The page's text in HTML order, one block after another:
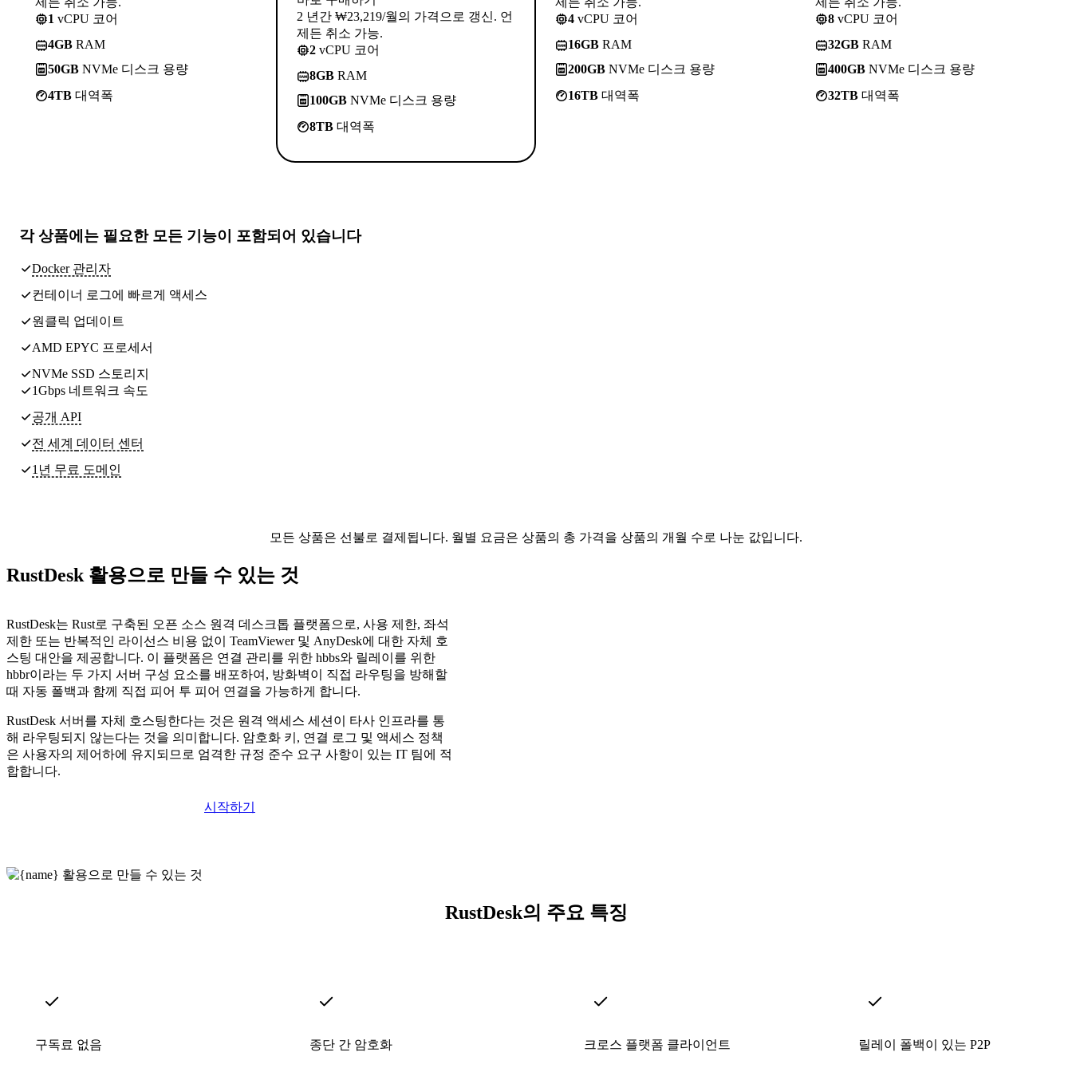
1 vCPU 코어
4GB RAM
50GB NVMe 디스크 용량
4TB 대역폭
2 년간 ₩23,219/월의 가격으로 갱신. 언
제든 취소 가능.
2 vCPU 코어
8GB RAM
100GB NVMe 디스크 용량
8TB 대역폭
4 vCPU 코어
16GB RAM
200GB NVMe 디스크 용량
16TB 대역폭
8 vCPU 코어
32GB RAM
400GB NVMe 디스크 용량
32TB 대역폭
각 상품에는 필요한 모든 기능이 포함되어 있습니다
Docker 관리자
컨테이너 로그에 빠르게 액세스
원클릭 업데이트
AMD EPYC 프로세서
NVMe SSD 스토리지
1Gbps 네트워크 속도
공개 API
전 세계 데이터 센터
1년 무료 도메인
모든 상품은 선불로 결제됩니다. 월별 요금은 상품의 총 가격을 상품의 개월 수로 나눈 값입니다.
RustDesk 활용으로 만들 수 있는 것
RustDesk는 Rust로 구축된 오픈 소스 원격 데스크톱 플랫폼으로, 사용 제한, 좌석
제한 또는 반복적인 라이선스 비용 없이 TeamViewer 및 AnyDesk에 대한 자체 호
스팅 대안을 제공합니다. 이 플랫폼은 연결 관리를 위한 hbbs와 릴레이를 위한
hbbr이라는 두 가지 서버 구성 요소를 배포하여, 방화벽이 직접 라우팅을 방해할
때 자동 폴백과 함께 직접 피어 투 피어 연결을 가능하게 합니다.
RustDesk 서버를 자체 호스팅한다는 것은 원격 액세스 세션이 타사 인프라를 통
해 라우팅되지 않는다는 것을 의미합니다. 암호화 키, 연결 로그 및 액세스 정책
은 사용자의 제어하에 유지되므로 엄격한 규정 준수 요구 사항이 있는 IT 팀에 적
합합니다.
시작하기
RustDesk의 주요 특징
구독료 없음 종단 간 암호화 크로스 플랫폼 클라이언트 릴레이 폴백이 있는 P2P